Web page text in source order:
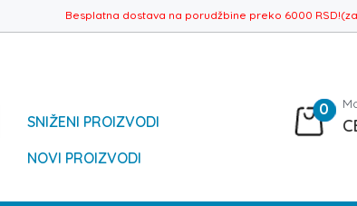
Besplatna dostava na porudžbine preko 6000
SNIŽENI PROIZVODI
NOVI PROIZVODI
0